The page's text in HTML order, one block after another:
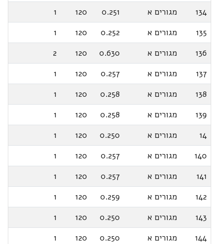
134
מגורים א 0.251
120
1
135
מגורים א 0.252
120
1
136
מגורים א 0.630
120
2
137
מגורים א 0.257
120
1
138
מגורים א 0.258
120
1
139
מגורים א 0.258
120
1
14
מגורים א 0.250
120
1
140
מגורים א 0.257
120
1
141
מגורים א 0.257
120
1
142
מגורים א 0.259
120
1
143
מגורים א 0.250
120
1
144
מגורים א 0.250
120
1